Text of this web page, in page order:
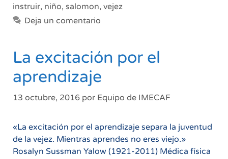
instruir, niño, salomon, vejez
Deja un comentario
La excitación por el
aprendizaje
13 octubre, 2016 por Equipo de IMECAF
«La excitación por el aprendizaje separa la juventud
de la vejez. Mientras aprendes no eres viejo.»
Rosalyn Sussman Yalow (1921-2011) Médica física